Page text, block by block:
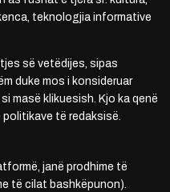
teknologjia informative
së vetëdijes, sipas
duke mos i konsideruar
masë klikuesish. Kjo ka qenë
politikave të redaksisë.
janë prodhime të
të cilat bashkëpunon).